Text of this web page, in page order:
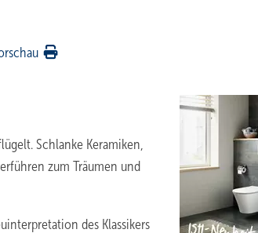
Schlanke Keramiken,
zum Träumen und
des Klassikers